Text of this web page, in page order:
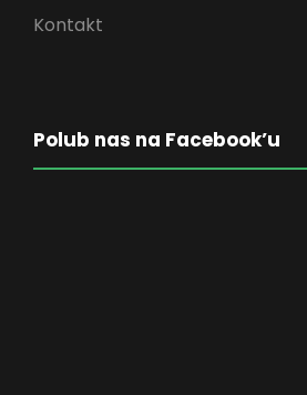
Kontakt
Polub nas na Facebook’u